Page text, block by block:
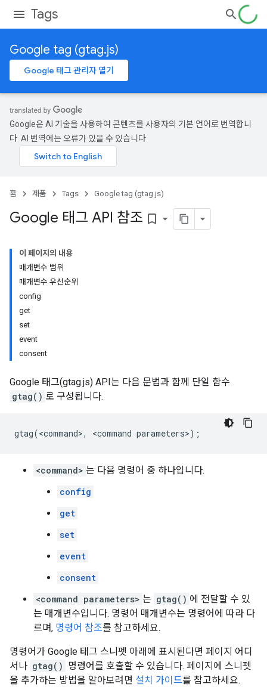
Tags
Google tag (gtag.js)
Google 태그 관리자 열기
Google은 AI 기술을 사용하여 콘텐츠를 사용자의 기본 언어로 번역합니
다. AI 번역에는 오류가 있을 수 있습니다.
홈 제품 Tags Google tag (gtag.js)
Google 태그 API 참조 bookmark_border
이 페이지의 내용
매개변수 범위
매개변수 우선순위
config
get
set
event
consent
Google 태그(gtag.js) API는 다음 문법과 함께 단일 함수
gtag() 로 구성됩니다.
gtag(<command>, <command parameters>);
<command> 는 다음 명령어 중 하나입니다.
config
get
set
event
consent
<command parameters> 는 gtag() 에 전달할 수 있
는 매개변수입니다. 명령어 매개변수는 명령어에 따라 다
르며, 명령어 참조를 참고하세요.
명령어가 Google 태그 스니펫 아래에 표시된다면 페이지 어디
서나 gtag() 명령어를 호출할 수 있습니다. 페이지에 스니펫
을 추가하는 방법을 알아보려면 설치 가이드를 참고하세요.